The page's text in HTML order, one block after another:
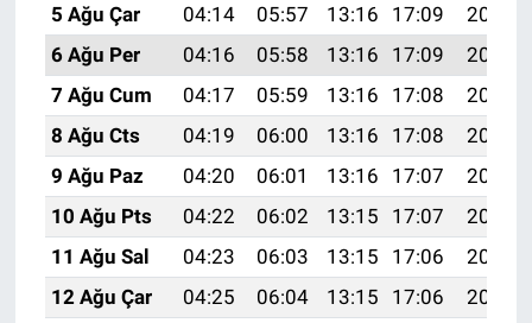
5 Ağu Çar
04:14 05:57 13:16 17:09
20:25
6 Ağu Per
04:16 05:58 13:16 17:09
20:24
7 Ağu Cum
04:17 05:59 13:16 17:08
20:23
8 Ağu Cts
04:19 06:00 13:16 17:08
20:21
9 Ağu Paz
04:20 06:01 13:16 17:07
20:20
10 Ağu Pts
04:22 06:02 13:15 17:07
20:19
11 Ağu Sal
04:23 06:03 13:15 17:06
20:18
12 Ağu Çar
04:25 06:04 13:15 17:06
20:16